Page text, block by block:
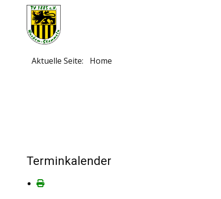
Aktuelle Seite: Home
Terminkalender